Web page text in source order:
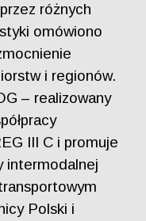
różnych
omówiono
i regionów.
– realizowany
III C i promuje
intermodalnej
Polski i